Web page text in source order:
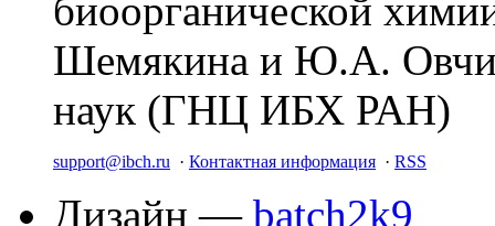
биоорганической
Шемякина и Ю.А.
наук (ГНЦ ИБХ РАН)
support@ibch.ru · Контактная информация · RSS
Дизайн — batch2k9